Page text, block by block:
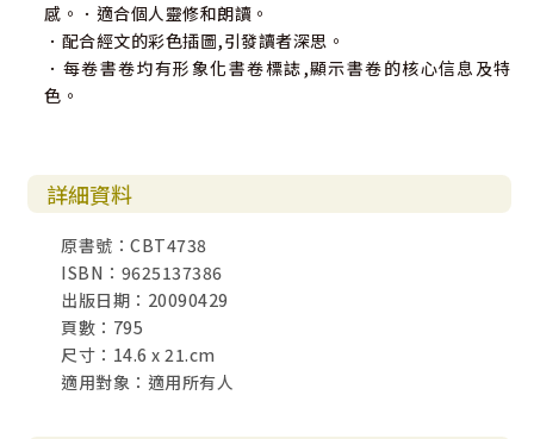
感。．適合個人靈修和朗讀。
．配合經文的彩色插圖,引發讀者深思。
．每卷書卷圴有形象化書卷標誌,顯示書卷的核心信息及特
色。
詳細資料
原書號：CBT4738
ISBN：9625137386
出版日期：20090429
頁數：795
尺寸：14.6 x 21.cm
適用對象：適用所有人